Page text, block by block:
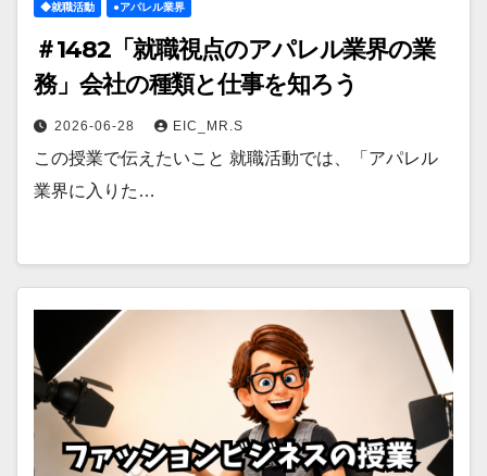
◆就職活動 ●アパレル業界
＃1482「就職視点のアパレル業界の業
務」会社の種類と仕事を知ろう
2026-06-28 EIC_MR.S
この授業で伝えたいこと 就職活動では、「アパレル
業界に入りた…